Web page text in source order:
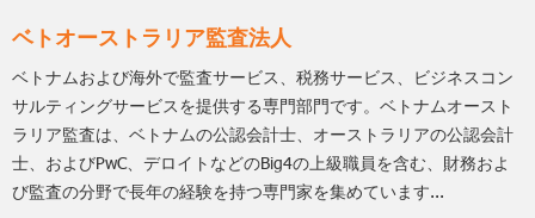
ベトオーストラリア監査法人
ベトナムおよび海外で監査サービス、税務サービス、ビジネスコン
サルティングサービスを提供する専門部門です。ベトナムオースト
ラリア監査は、ベトナムの公認会計士、オーストラリアの公認会計
士、およびPwC、デロイトなどのBig4の上級職員を含む、財務およ
び監査の分野で長年の経験を持つ専門家を集めています...